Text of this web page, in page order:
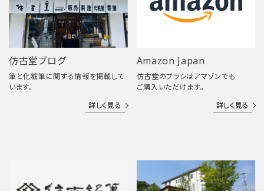
仿古堂ブログ
筆と化粧筆に関する情報を掲載して
います。
詳しく見る
Amazon Japan
仿古堂のブラシはアマゾンでも
ご購入いただけます。
詳しく見る